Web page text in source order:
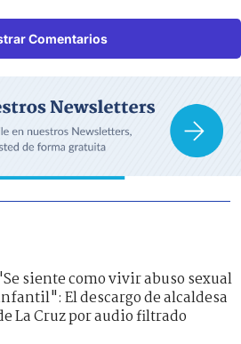
Comentarios
siente como vivir abuso sexual
El descargo de alcaldesa
La Cruz por audio filtrado